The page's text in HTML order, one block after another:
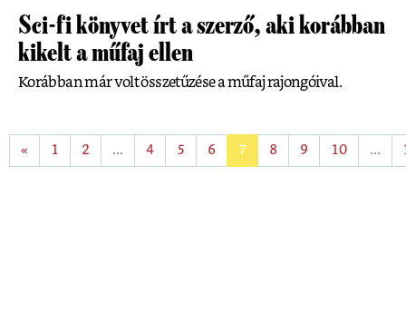
Sci-fi könyvet írt a szerző, aki korábban
kikelt a műfaj ellen
Korábban már volt összetűzése a műfaj rajongóival.
« 1 2 ... 4 5 6 7 8 9 10 ...